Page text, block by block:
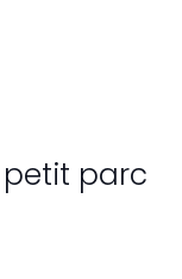
parc